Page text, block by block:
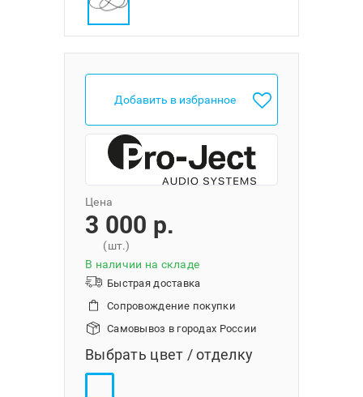
Добавить в избранное
Цена
3 000 p.
(шт.)
В наличии на складе
Быстрая доставка
Сопровождение покупки
Самовывоз в городах России
Выбрать цвет / отделку